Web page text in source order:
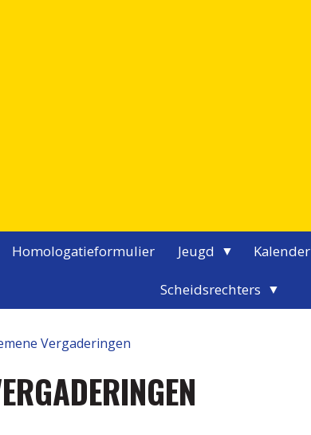
Homologatieformulier Jeugd Kalender
Scheidsrechters
Vergaderingen